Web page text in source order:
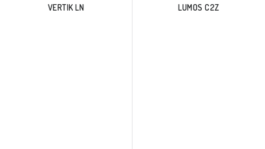
VERTIK LN
LUMOS C2Z